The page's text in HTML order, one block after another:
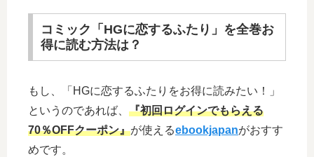
コミック「HGに恋するふたり」を全巻お
得に読む方法は？
もし、「HGに恋するふたりをお得に読みたい！」
というのであれば、 『初回ログインでもらえる
70％OFFクーポン』が使えるebookjapanがおすす
めです。